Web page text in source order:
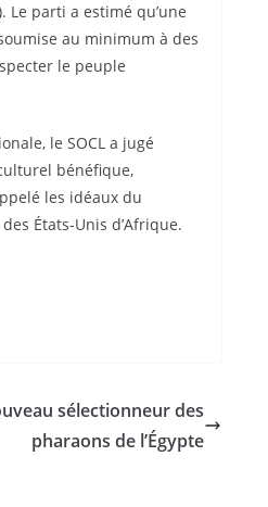
Le parti a estimé qu’une
au minimum à des
le peuple
le SOCL a jugé
bénéfique,
les idéaux du
États-Unis d’Afrique.
sélectionneur des
pharaons de l’Égypte